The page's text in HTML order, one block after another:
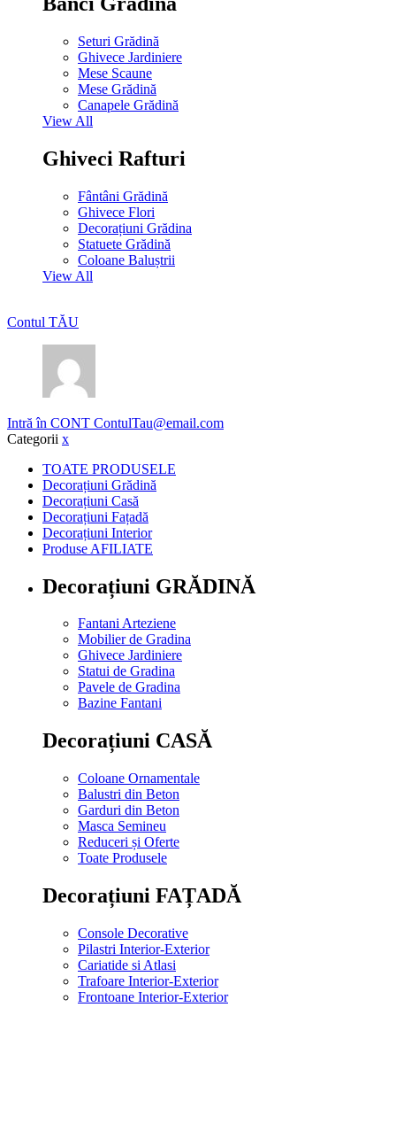
Seturi Grădină
Ghivece Jardiniere
Mese Scaune
Mese Grădină
Canapele Grădină
View All
Ghiveci Rafturi
Fântâni Grădină
Ghivece Flori
Decorațiuni Grădina
Statuete Grădină
Coloane Baluștrii
View All
Contul TĂU
Intră în CONT ContulTau@email.com
Categorii x
TOATE PRODUSELE
Decorațiuni Grădină
Decorațiuni Casă
Decorațiuni Fațadă
Decorațiuni Interior
Produse AFILIATE
Decorațiuni GRĂDINĂ
Fantani Arteziene
Mobilier de Gradina
Ghivece Jardiniere
Statui de Gradina
Pavele de Gradina
Bazine Fantani
Decorațiuni CASĂ
Coloane Ornamentale
Balustri din Beton
Garduri din Beton
Masca Semineu
Reduceri și Oferte
Toate Produsele
Decorațiuni FAȚADĂ
Console Decorative
Pilastri Interior-Exterior
Cariatide si Atlasi
Trafoare Interior-Exterior
Frontoane Interior-Exterior